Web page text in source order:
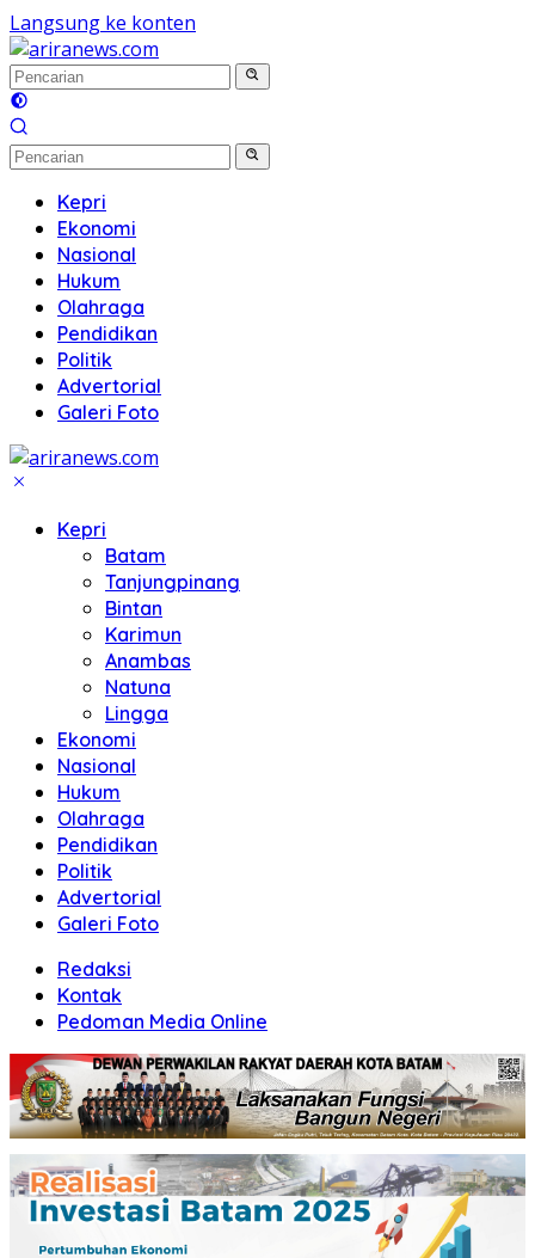
Langsung ke konten
Kepri
Ekonomi
Nasional
Hukum
Olahraga
Pendidikan
Politik
Advertorial
Galeri Foto
Kepri
Batam
Tanjungpinang
Bintan
Karimun
Anambas
Natuna
Lingga
Ekonomi
Nasional
Hukum
Olahraga
Pendidikan
Politik
Advertorial
Galeri Foto
Redaksi
Kontak
Pedoman Media Online